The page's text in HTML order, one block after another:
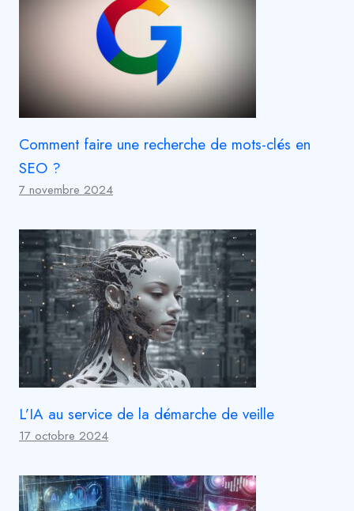
Comment faire une recherche de mots-clés en
SEO ?
7 novembre 2024
L’IA au service de la démarche de veille
17 octobre 2024